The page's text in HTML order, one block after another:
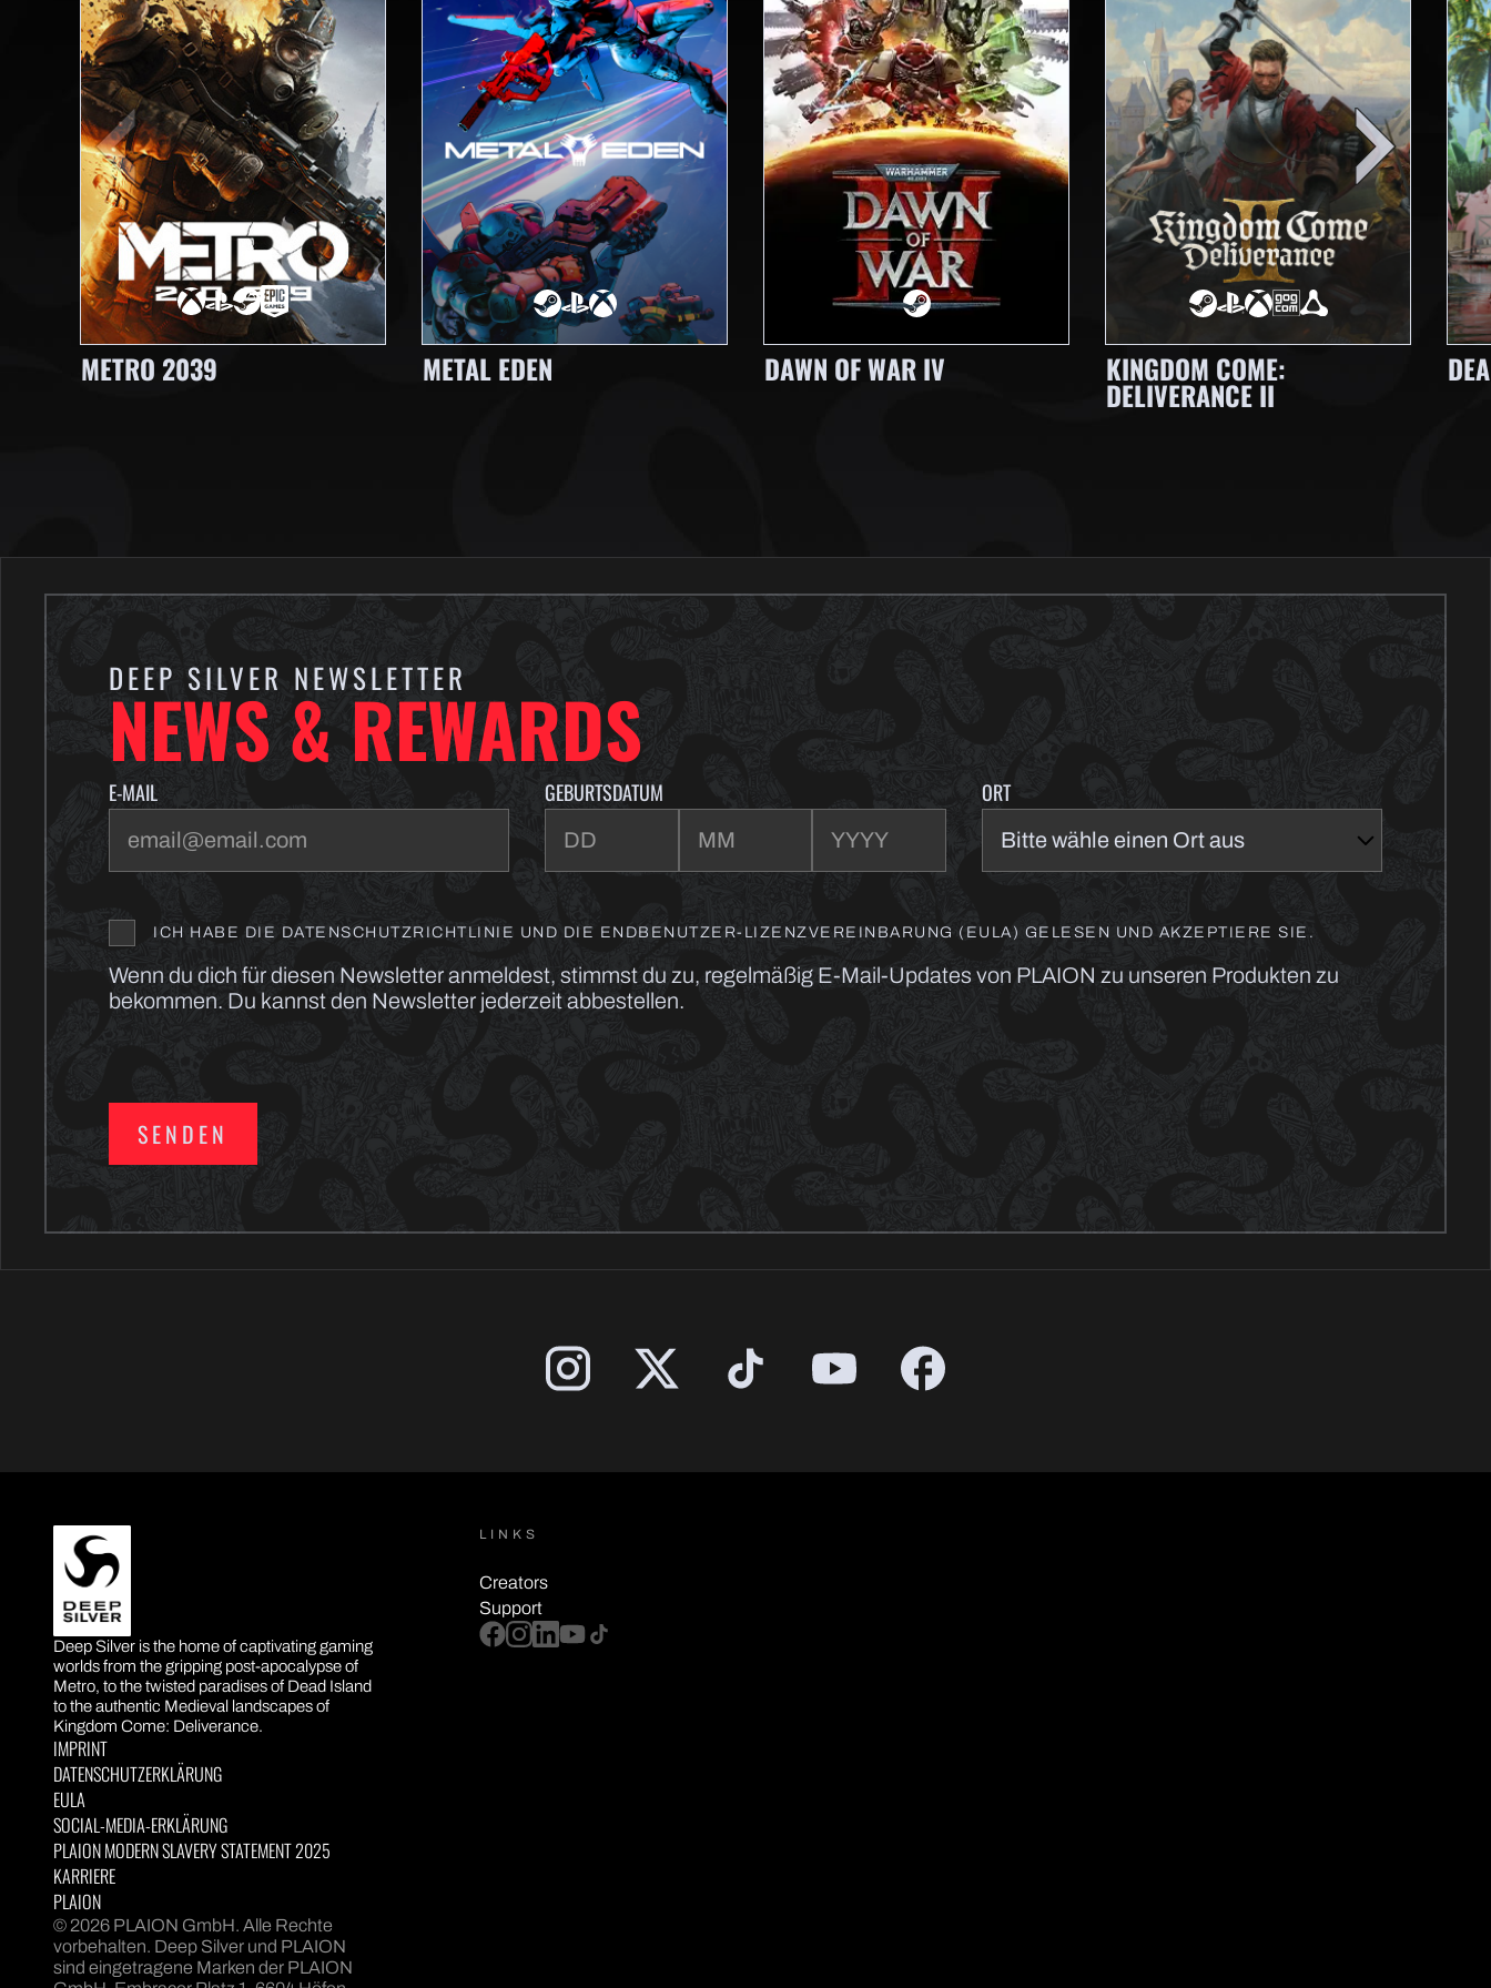
METRO 2039 METAL EDEN DAWN OF WAR IV KINGDOM COME:
DELIVERANCE II
DEEP SILVER NEWSLETTER
NEWS & REWARDS
E-MAIL GEBURTSDATUM ORT
ICH HABE DIE DATENSCHUTZRICHTLINIE UND DIE ENDBENUTZER-LIZENZVEREINBARUNG (EULA) GELESEN UND AKZEPTIERE SIE.
Wenn du dich für diesen Newsletter anmeldest, stimmst du zu, regelmäßig E-Mail-Updates von PLAION zu unseren Produkten zu
bekommen. Du kannst den Newsletter jederzeit abbestellen.
SENDEN
DEEP SILVER
Deep Silver is the home of captivating gaming
worlds from the gripping post-apocalypse of
Metro, to the twisted paradises of Dead Island
to the authentic Medieval landscapes of
Kingdom Come: Deliverance.
IMPRINT
DATENSCHUTZERKLÄRUNG
EULA
SOCIAL-MEDIA-ERKLÄRUNG
PLAION MODERN SLAVERY STATEMENT 2025
KARRIERE
PLAION
© 2026 PLAION GmbH. Alle Rechte
vorbehalten. Deep Silver und PLAION
sind eingetragene Marken der PLAION
LINKS
Creators
Support
facebook
instagram
linkedinyoutube
tiktok